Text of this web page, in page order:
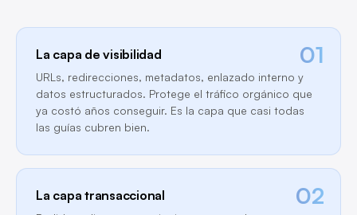
01
La capa de visibilidad
URLs, redirecciones, metadatos, enlazado interno y
datos estructurados. Protege el tráfico orgánico que
ya costó años conseguir. Es la capa que casi todas
las guías cubren bien.
02
La capa transaccional